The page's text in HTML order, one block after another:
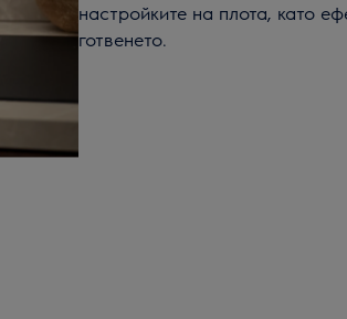
настройките на плота, като
готвенето.